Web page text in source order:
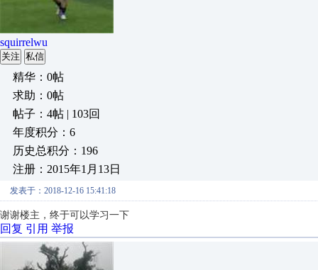
squirrelwu
关注 私信
精华：0帖
求助：0帖
帖子：4帖 | 103回
年度积分：6
历史总积分：196
注册：2015年1月13日
发表于：2018-12-16 15:41:18
谢谢楼主，终于可以学习一下
回复 引用 举报